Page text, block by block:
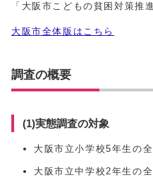
「大阪市こどもの貧困対策推
大阪市全体版はこちら
調査の概要
(1)実態調査の対象
大阪市立小学校5年生の
大阪市立中学校2年生の